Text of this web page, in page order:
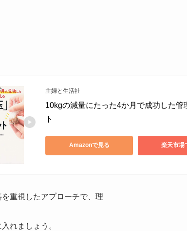
主婦と生活社
10kgの減量にたった4か月で成功した
ト
Amazonで見る 楽天市場
重視したアプローチで、理
れましょう。